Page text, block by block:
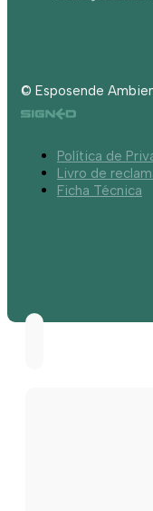
© Esposende
Política de
Livro de
Ficha Técnica